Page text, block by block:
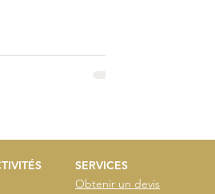
de la Mayenne
SERVICES
Obtenir un devis